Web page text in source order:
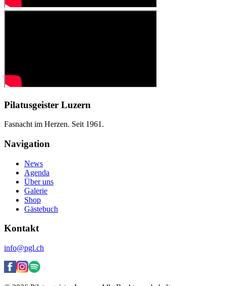
Pilatusgeister Luzern
Fasnacht im Herzen. Seit 1961.
Navigation
News
Agenda
Über uns
Galerie
Shop
Gästebuch
Kontakt
info@pgl.ch